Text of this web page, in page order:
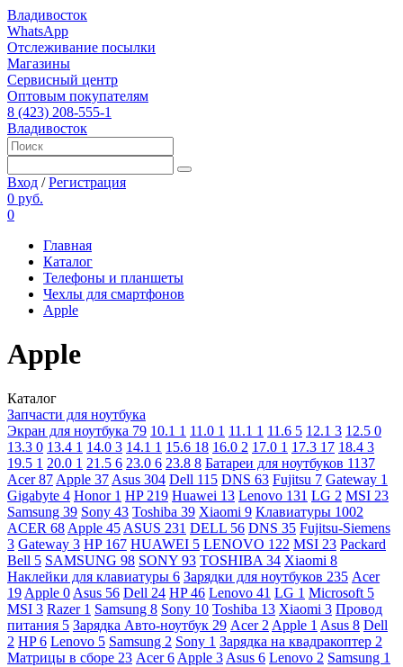
Владивосток
WhatsApp
Отслеживание посылки
Магазины
Сервисный центр
Оптовым покупателям
8 (423) 208-555-1
Владивосток
Вход /Регистрация
0 руб.
0
Главная
Каталог
Телефоны и планшеты
Чехлы для смартфонов
Apple
Apple
Каталог
Запчасти для ноутбука
Экран для ноутбука 79 10.1 1 11.0 1 11.1 1 11.6 5 12.1 3 12.5 0
13.3 0 13.4 1 14.0 3 14.1 1 15.6 18 16.0 2 17.0 1 17.3 17 18.4 3
19.5 1 20.0 1 21.5 6 23.0 6 23.8 8 Батареи для ноутбуков 1137
Acer87 Apple 37 Asus 304 Dell 115 DNS 63 Fujitsu 7 Gateway 1
Gigabyte 4 Honor 1 HP 219 Huawei 13 Lenovo 131 LG 2 MSI 23
Samsung 39 Sony 43 Toshiba 39 Xiaomi 9 Клавиатуры 1002
ACER 68 Apple 45 ASUS 231 DELL 56 DNS 35 Fujitsu-Siemens
3 Gateway 3 HP 167 HUAWEI 5 LENOVO 122 MSI 23 Packard
Bell 5 SAMSUNG 98 SONY 93 TOSHIBA 34 Xiaomi 8
Наклейки для клавиатуры 6 Зарядки для ноутбуков 235 Acer
19 Apple 0 Asus 56 Dell 24 HP46 Lenovo 41 LG 1 Microsoft 5
MSI 3 Razer 1 Samsung 8 Sony 10 Toshiba 13 Xiaomi 3 Провод
питания 5 Зарядка Авто-ноутбук 29 Acer 2 Apple 1 Asus 8 Dell
2 HP6 Lenovo 5 Samsung 2 Sony 1 Зарядка на квадракоптер 2
Матрицы в сборе 23 Acer6 Apple 3 Asus 6 Lenovo 2 Samsung 1